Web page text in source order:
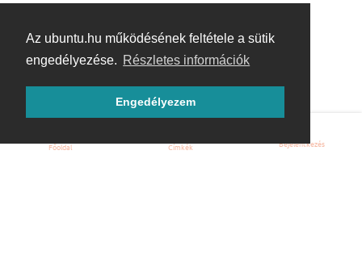
Az ubuntu.hu működésének feltétele a sütik
engedélyezése. Részletes információk
Engedélyezem
Főoldal Címkék Bejelentkezés